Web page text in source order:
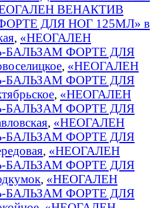
ВЕНАКТИВ
ДЛЯ НОГ 125МЛ» в
, «НЕОГАЛЕН
БАЛЬЗАМ ФОРТЕ ДЛЯ
, «НЕОГАЛЕН
БАЛЬЗАМ ФОРТЕ ДЛЯ
, «НЕОГАЛЕН
БАЛЬЗАМ ФОРТЕ ДЛЯ
, «НЕОГАЛЕН
БАЛЬЗАМ ФОРТЕ ДЛЯ
, «НЕОГАЛЕН
БАЛЬЗАМ ФОРТЕ ДЛЯ
, «НЕОГАЛЕН
БАЛЬЗАМ ФОРТЕ ДЛЯ